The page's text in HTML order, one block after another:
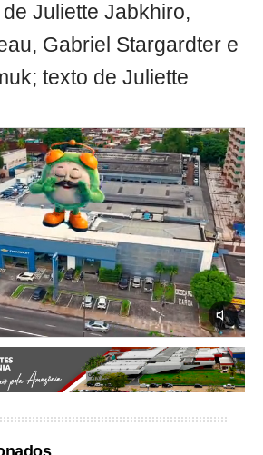
Juliette Jabkhiro,
Gabriel Stargardter e
texto de Juliette